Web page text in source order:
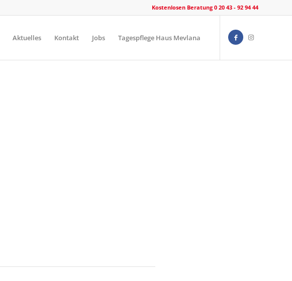
Kostenlosen Beratung 0 20 43 - 92 94 44
Aktuelles Kontakt Jobs Tagespflege Haus Mevlana